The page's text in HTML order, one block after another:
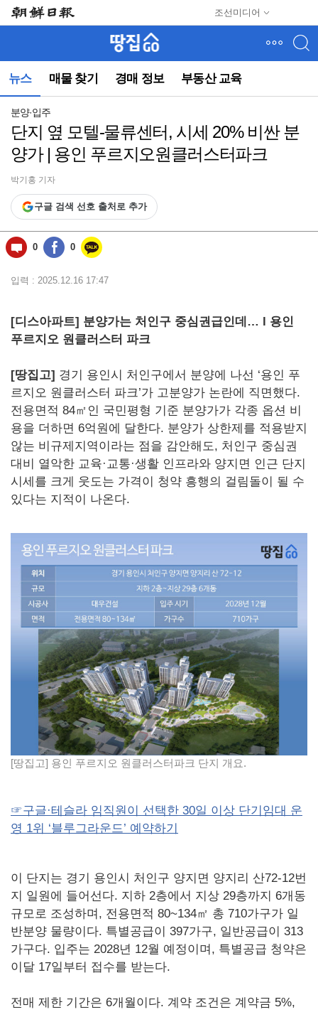
조선미디어
뉴스 매물 찾기 경매 정보 부동산 교육
뉴
(컨
동)
분양·입주
단지 옆 모텔-물류센터, 시세 20% 비싼 분
양가 | 용인 푸르지오원클러스터파크
박기홍 기자
구글 검색 선호 출처로 추가
0 0
입력 : 2025.12.16 17:47
[디스아파트] 분양가는 처인구 중심권급인데… l 용인
푸르지오 원클러스터 파크
[땅집고] 경기 용인시 처인구에서 분양에 나선 ‘용인 푸
르지오 원클러스터 파크’가 고분양가 논란에 직면했다.
전용면적 84㎡인 국민평형 기준 분양가가 각종 옵션 비
용을 더하면 6억원에 달한다. 분양가 상한제를 적용받지
않는 비규제지역이라는 점을 감안해도, 처인구 중심권
대비 열악한 교육·교통·생활 인프라와 양지면 인근 단지
시세를 크게 웃도는 가격이 청약 흥행의 걸림돌이 될 수
있다는 지적이 나온다.
[땅집고] 용인 푸르지오 원클러스터파크 단지 개요.
☞구글·테슬라 임직원이 선택한 30일 이상 단기임대 운
영 1위 ‘블루그라운드’ 예약하기
이 단지는 경기 용인시 처인구 양지면 양지리 산72-12번
지 일원에 들어선다. 지하 2층에서 지상 29층까지 6개동
규모로 조성하며, 전용면적 80~134㎡ 총 710가구가 일
반분양 물량이다. 특별공급이 397가구, 일반공급이 313
가구다. 입주는 2028년 12월 예정이며, 특별공급 청약은
이달 17일부터 접수를 받는다.
전매 제한 기간은 6개월이다. 계약 조건은 계약금 5%,